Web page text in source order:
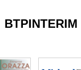
BTPINTERIM